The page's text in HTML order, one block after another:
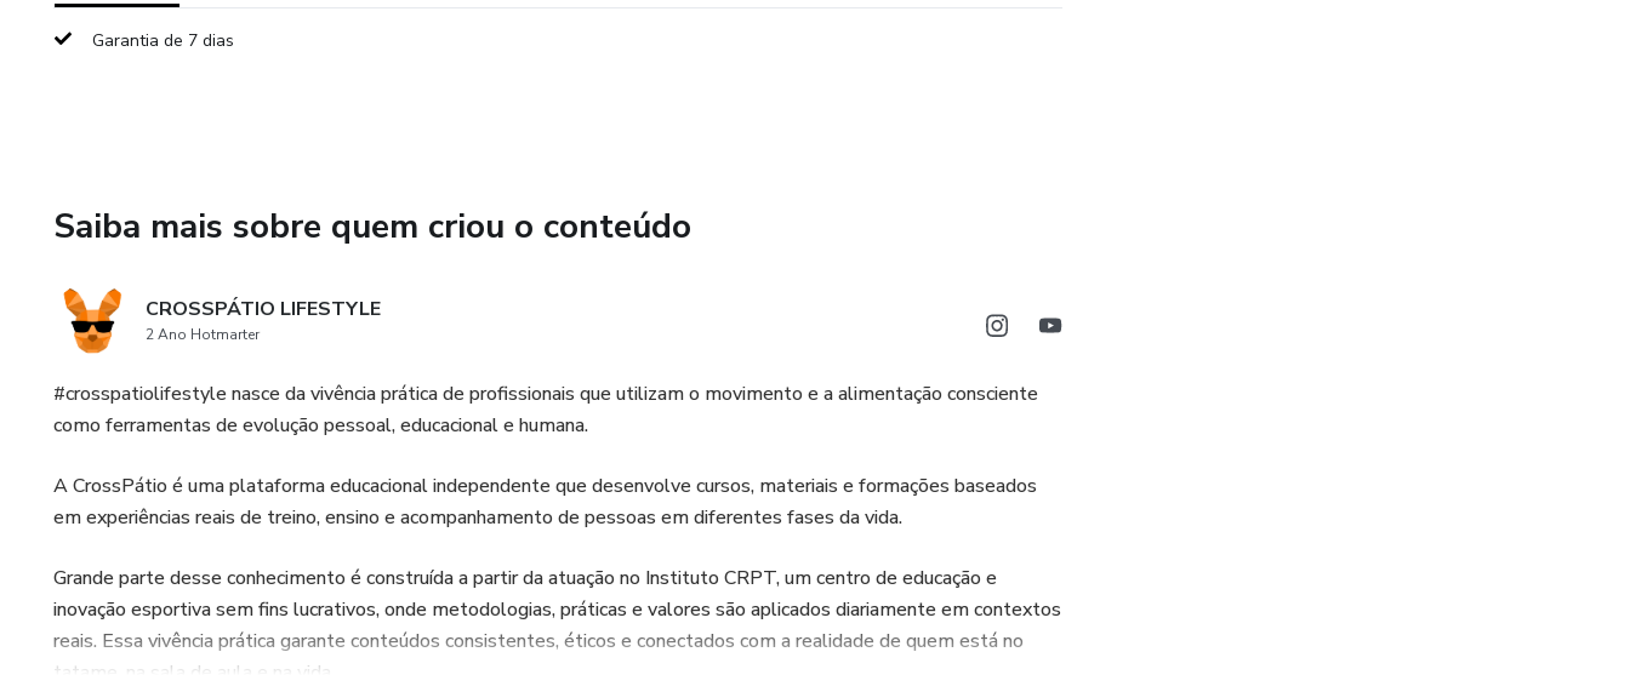
🎯 Para quem é esse eBook?
compreender como ensinar crianças de forma segura, estruturada e com propósito.
📌 Mais do que golpes, aqui você aprende a formar pessoas através do tatame.
Garantia de 7 dias
Saiba mais sobre quem criou o conteúdo
CROSSPÁTIO LIFESTYLE
2 Ano Hotmarter
#crosspatiolifestyle nasce da vivência prática de profissionais que utilizam o movimento e a alimentação consciente
como ferramentas de evolução pessoal, educacional e humana.
A CrossPátio é uma plataforma educacional independente que desenvolve cursos, materiais e formações baseados
em experiências reais de treino, ensino e acompanhamento de pessoas em diferentes fases da vida.
Grande parte desse conhecimento é construída a partir da atuação no Instituto CRPT, um centro de educação e
inovação esportiva sem fins lucrativos, onde metodologias, práticas e valores são aplicados diariamente em contextos
reais. Essa vivência prática garante conteúdos consistentes, éticos e conectados com a realidade de quem está no
tatame, na sala de aula e na vida.